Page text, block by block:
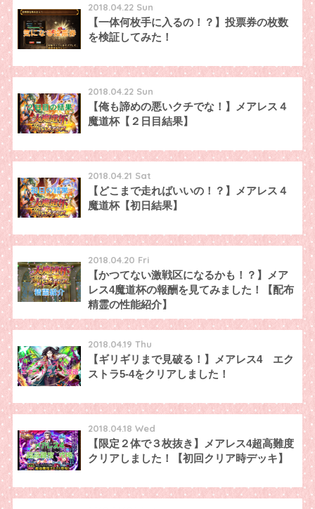
2018.04.22 Sun
【一体何枚手に入るの！？】投票券の枚数
を検証してみた！
2018.04.22 Sun
【俺も諦めの悪いクチでな！】メアレス４
魔道杯【２日目結果】
2018.04.21 Sat
【どこまで走ればいいの！？】メアレス４
魔道杯【初日結果】
2018.04.20 Fri
【かつてない激戦区になるかも！？】メア
レス4魔道杯の報酬を見てみました！【配布
精霊の性能紹介】
2018.04.19 Thu
【ギリギリまで見破る！】メアレス4 エク
ストラ5-4をクリアしました！
2018.04.18 Wed
【限定２体で３枚抜き】メアレス4超高難度
クリアしました！【初回クリア時デッキ】